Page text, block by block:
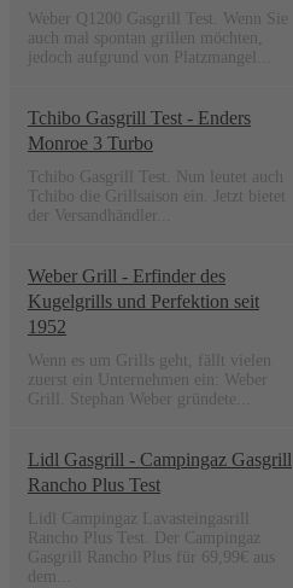
Weber Q1200 Gasgrill Test. Wenn Sie
auch mal spontan grillen möchten,
jedoch aufgrund von Platzmangel...
Tchibo Gasgrill Test - Enders
Monroe 3 Turbo
Tchibo Gasgrill Test. Nun leutet auch
Tchibo die Grillsaison ein. Jetzt bietet
der Versandhändler...
Weber Grill - Erfinder des
Kugelgrills und Perfektion seit
1952
Wenn es um Grills geht, fällt vielen
zuerst ein Unternehmen ein: Weber
Grill. Stephan Weber gründete...
Lidl Gasgrill - Campingaz Gasgrill
Rancho Plus Test
Lidl Campingaz Lavasteingasrill
Rancho Plus Test. Der Campingaz
Gasgrill Rancho Plus für 69,99€ aus
dem...